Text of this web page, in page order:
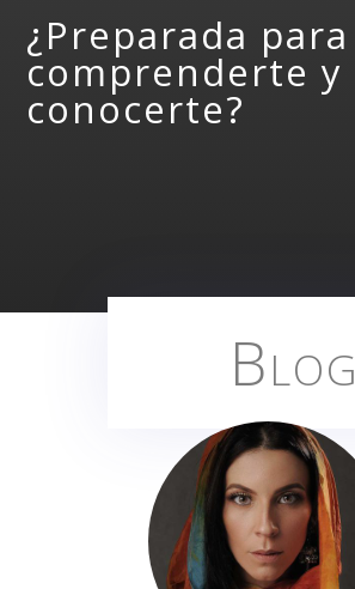
¿Preparada para
comprenderte y
conocerte?
Blog